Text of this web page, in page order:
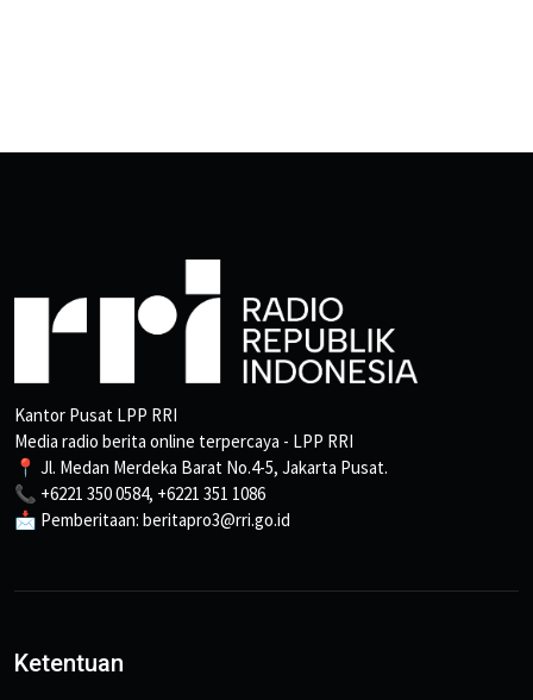
Kantor Pusat LPP RRI
Media radio berita online terpercaya - LPP RRI
📍 Jl. Medan Merdeka Barat No.4-5, Jakarta Pusat.
📞 +6221 350 0584, +6221 351 1086
📩 Pemberitaan: beritapro3@rri.go.id
Ketentuan